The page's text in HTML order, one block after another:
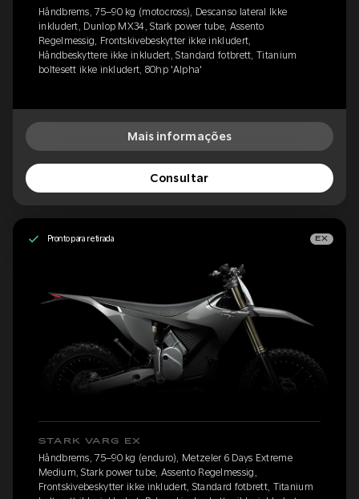
Håndbrems, 75–90 kg (motocross), Descanso lateral Ikke
inkludert, Dunlop MX34, Stark power tube, Assento
Regelmessig, Frontskivebeskytter ikke inkludert,
Håndbeskyttere ikke inkludert, Standard fotbrett, Titanium
boltesett ikke inkludert, 80hp 'Alpha'
Mais informações
Consultar
Pronto para retirada EX
STARK VARG EX
Håndbrems, 75–90 kg (enduro), Metzeler 6 Days Extreme
Medium, Stark power tube, Assento Regelmessig,
Frontskivebeskytter ikke inkludert, Standard fotbrett, Titanium